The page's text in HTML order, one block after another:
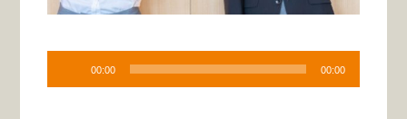
00:00 00:00